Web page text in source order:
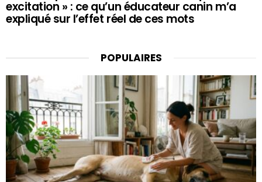
excitation » : ce qu’un éducateur canin m’a
expliqué sur l’effet réel de ces mots
POPULAIRES